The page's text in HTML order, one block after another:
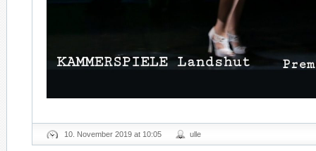
10. November 2019 at 10:05 ulle